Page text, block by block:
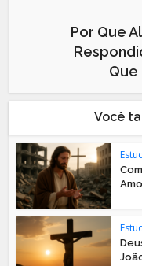
Por Que
Que
Você